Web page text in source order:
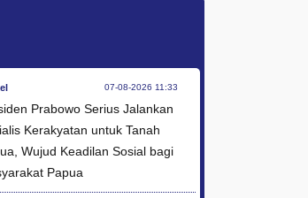
07-08-2026 11:33
Prabowo Serius Jalankan
Kerakyatan untuk Tanah
Wujud Keadilan Sosial bagi
Papua